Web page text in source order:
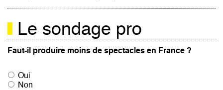
Le sondage pro
Faut-il produire moins de spectacles en France ?
Oui
Non